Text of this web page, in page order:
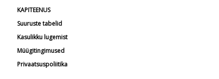
KAPITEENUS
Suuruste tabelid
Kasulikku lugemist
Müügitingimused
Privaatsuspoliitika